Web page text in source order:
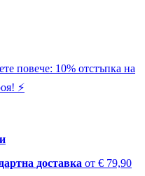
повече: 10% отстъпка на
⚡️
доставка от € 79,90